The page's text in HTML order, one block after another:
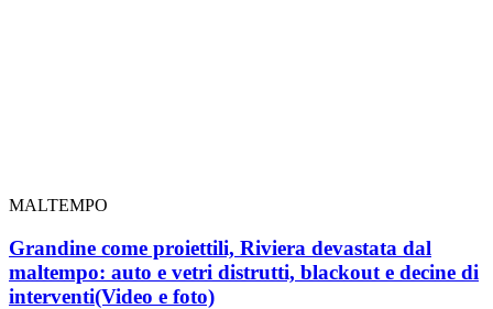
MALTEMPO
Grandine come proiettili, Riviera devastata dal
maltempo: auto e vetri distrutti, blackout e decine di
interventi(Video e foto)